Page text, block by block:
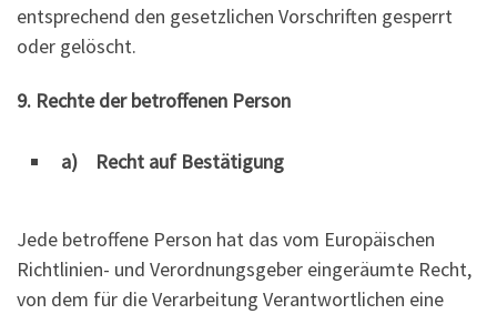
entsprechend den gesetzlichen Vorschriften gesperrt
oder gelöscht.
9. Rechte der betroffenen Person
a) Recht auf Bestätigung
Jede betroffene Person hat das vom Europäischen
Richtlinien- und Verordnungsgeber eingeräumte Recht,
von dem für die Verarbeitung Verantwortlichen eine